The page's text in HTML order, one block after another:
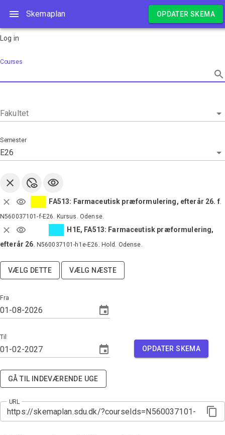
Skemaplan OPDATER SKEMA
Skemaplan
Log in
Courses
Fakultet
E26
Semester
FA513: Farmaceutisk præformulering, efterår 26. f.
N560037101-f-E26. Kursus . Odense.
H1E, FA513: Farmaceutisk præformulering,
efterår 26
N560037101-h1e-E26 . Hold . Odense.
VÆLG DETTE VÆLG NÆSTE
Fra
Til
OPDATER SKEMA
GÅ TIL INDEVÆRENDE UGE
URL